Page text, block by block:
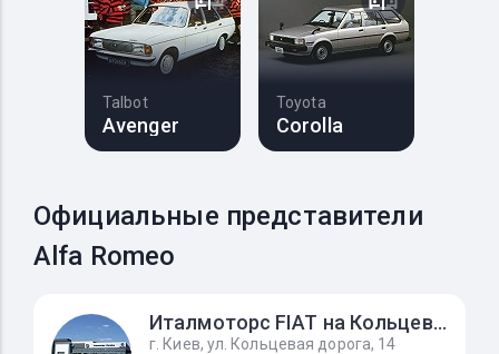
Talbot
Avenger
Toyota
Corolla
Официальные представители
Alfa Romeo
Италмоторс FIAT на Кольцевой
г. Киев, ул. Кольцевая дорога, 14